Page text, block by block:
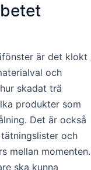
är det klokt
och
skadat trä
produkter som
Det är också
och
mellan momenten.
ska kunna